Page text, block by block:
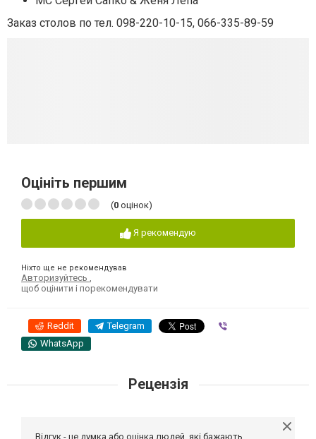
Заказ столов по тел. 098-220-10-15, 066-335-89-59
Оцініть першим
(0 оцінок)
Я рекомендую
Ніхто ще не рекомендував
Авторизуйтесь
щоб оцінити і порекомендувати
Reddit Telegram
WhatsApp
Рецензія
Відгук - це думка або оцінка людей, які бажають